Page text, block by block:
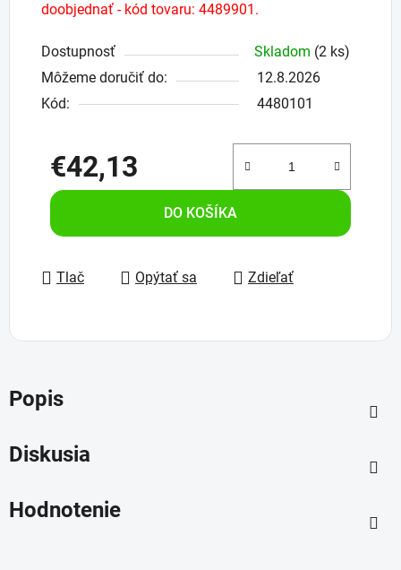
doobjednať - kód tovaru: 4489901.
Dostupnosť Skladom (2 ks)
Môžeme doručiť do:
12.8.2026
Kód:
4480101
€42,13
Jednotková cena:
DO KOŠÍKA
Tlač Opýtať sa Zdieľať
Popis
Diskusia
Hodnotenie